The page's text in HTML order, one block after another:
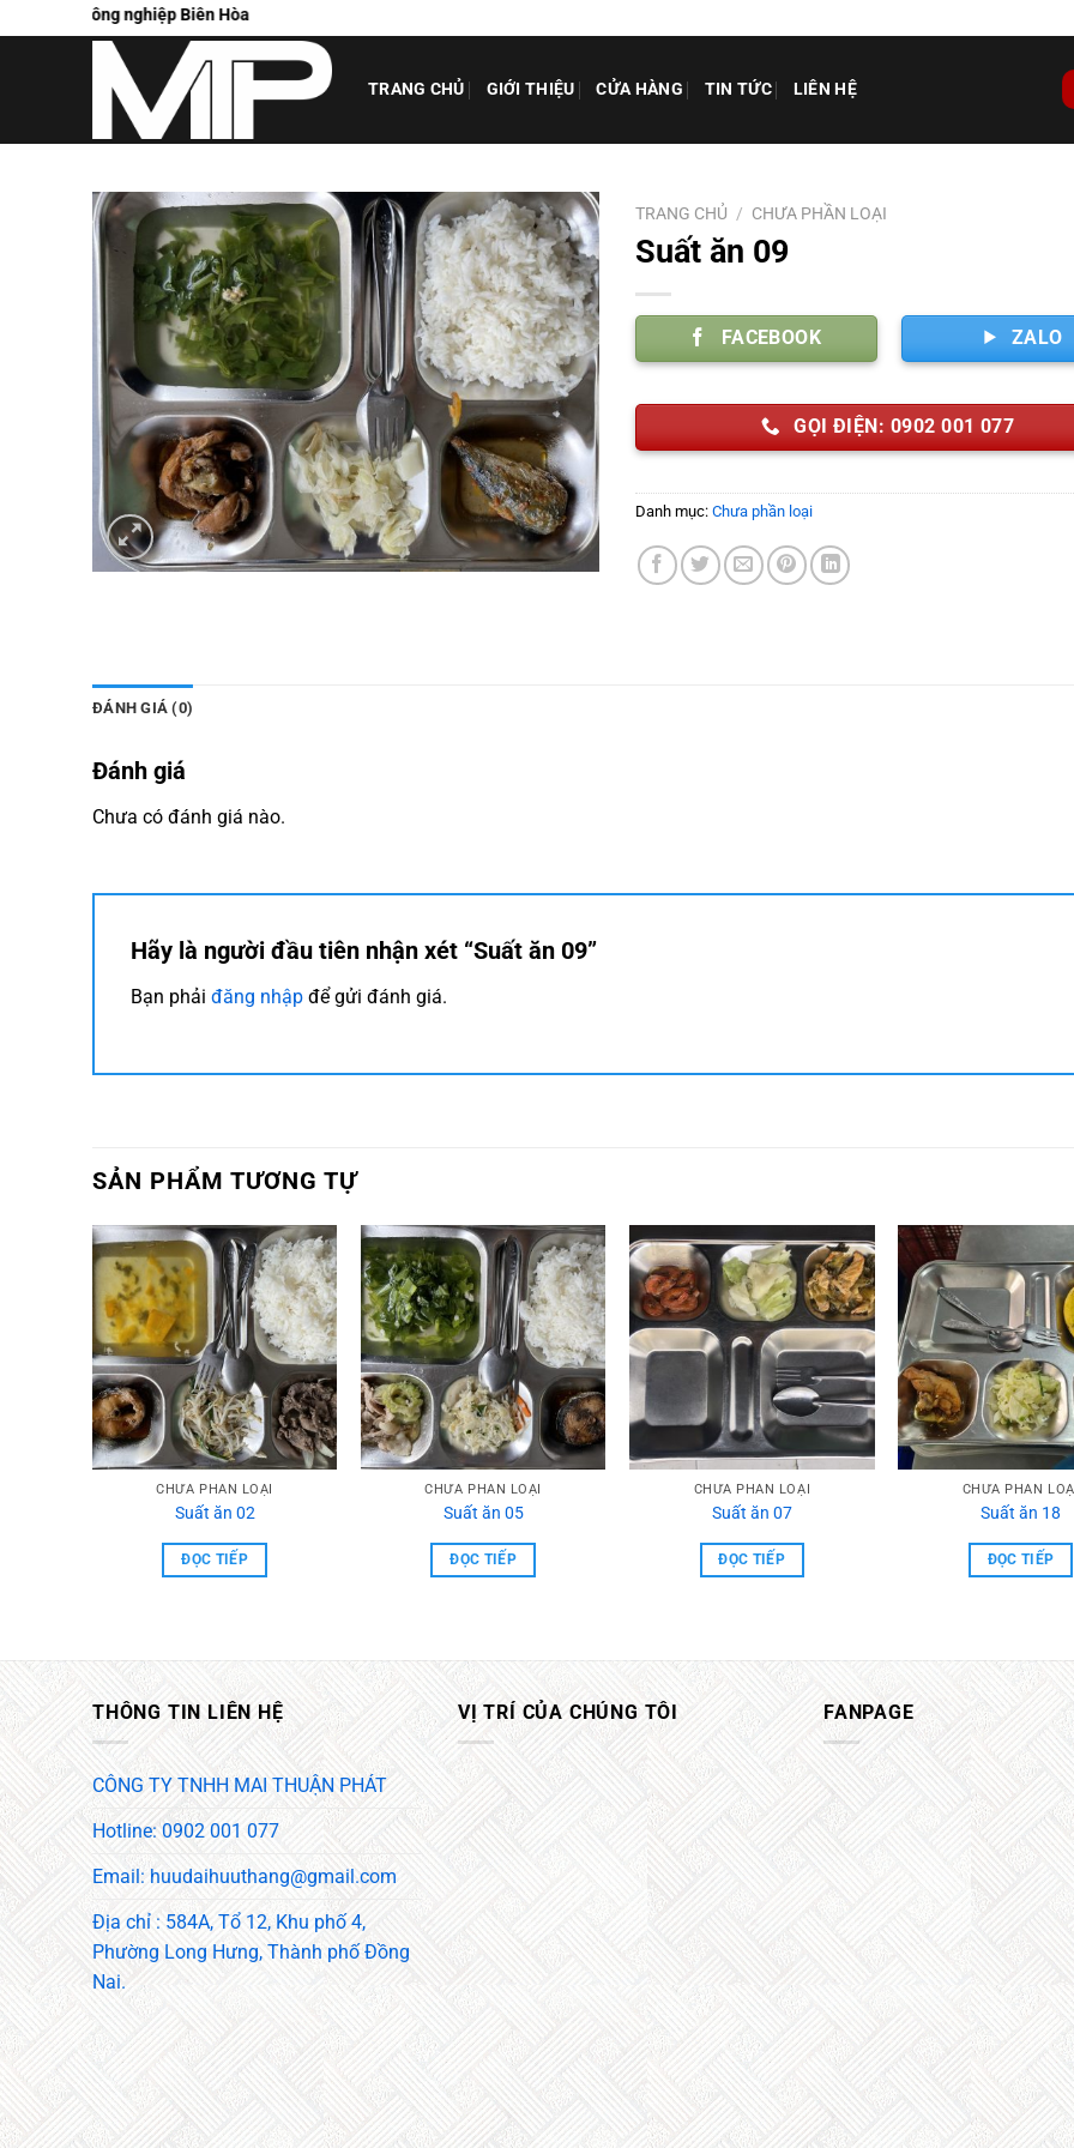
đến
ăn công nghiệp Biên Hòa
TRANG CHỦ GIỚI THIỆU CỬA HÀNG TIN TỨC LIÊN HỆ
TRANG CHỦ / CHƯA PHẦN LOẠI
Suất ăn 09
FACEBOOK ZALO
GỌI ĐIỆN: 0902 001 077
Danh mục:Chưa phần loại
ĐÁNH GIÁ (0)
Đánh giá
Chưa có đánh giá nào.
Hãy là người đầu tiên nhận xét “Suất ăn 09”
Bạn phải đăng nhập để gửi đánh giá.
SẢN PHẨM TƯƠNG TỰ
CHƯA PHẦN LOẠI
Suất ăn 02
ĐỌC TIẾP
CHƯA PHẦN LOẠI
Suất ăn 05
ĐỌC TIẾP
CHƯA PHẦN LOẠI
Suất ăn 07
ĐỌC TIẾP
CHƯA PHẦN
Suất ăn 18
ĐỌC TIẾP
THÔNG TIN LIÊN HỆ
CÔNG TY TNHH MAI THUẬN PHÁT
Hotline: 0902 001 077
Email: huudaihuuthang@gmail.com
Địa chỉ : 584A, Tổ 12, Khu phố 4,
Phường Long Hưng, Thành phố Đồng
Nai.
VỊ TRÍ CỦA CHÚNG TÔI FANPAGE